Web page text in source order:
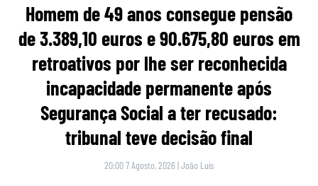
Homem de 49 anos consegue pensão
de 3.389,10 euros e 90.675,80 euros em
retroativos por lhe ser reconhecida
incapacidade permanente após
Segurança Social a ter recusado:
tribunal teve decisão final
20:00 7 Agosto, 2026 |João Luís